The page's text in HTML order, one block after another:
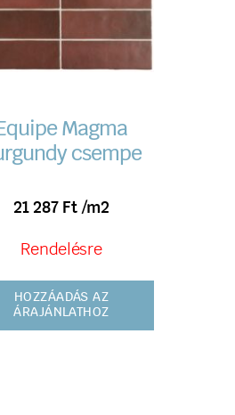
Magma
csempe
21 287 Ft /m2
Rendelésre
HOZZÁADÁS AZ
ÁRAJÁNLATHOZ